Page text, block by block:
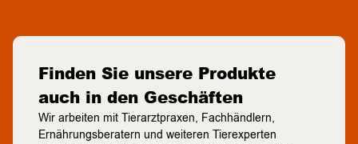
Finden Sie unsere Produkte
auch in den Geschäften
Wir arbeiten mit Tierarztpraxen, Fachhändlern,
Ernährungsberatern und weiteren Tierexperten